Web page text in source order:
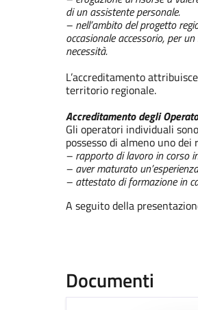
di un assistente personale.
– nell’ambito del progetto
occasionale accessorio, per
necessità.
L’accreditamento
territorio regionale.
Accreditamento degli
Gli operatori individuali
possesso di almeno uno
– rapporto di lavoro in corso
– aver maturato
– attestato di formazione in
A seguito della
Documenti